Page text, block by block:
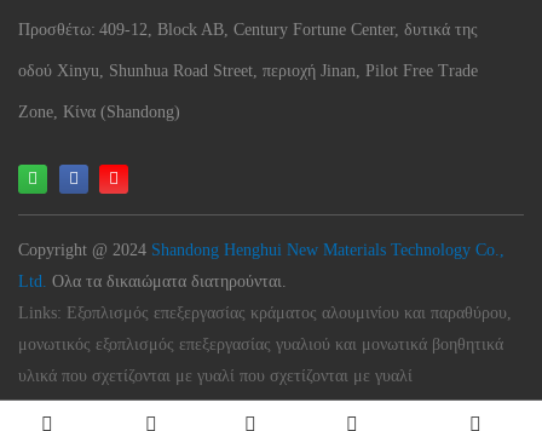
Προσθέτω: 409-12, Block AB, Century Fortune Center, δυτικά της
οδού Xinyu, Shunhua Road Street, περιοχή Jinan, Pilot Free Trade
Zone, Κίνα (Shandong)
Copyright @ 2024 Shandong Henghui New Materials Technology Co.,
Ltd. Ολα τα δικαιώματα διατηρούνται.
Links: Εξοπλισμός επεξεργασίας κράματος αλουμινίου και παραθύρου,
μονωτικός εξοπλισμός επεξεργασίας γυαλιού και μονωτικά βοηθητικά
υλικά που σχετίζονται με γυαλί που σχετίζονται με γυαλί